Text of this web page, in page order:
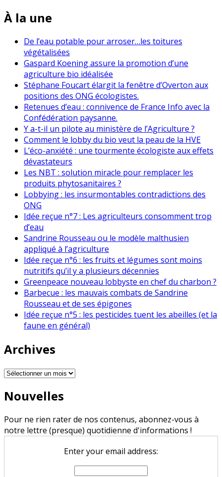
À la une
De l’eau potable pour arroser…les toitures
végétalisées
Gaspard Koening assure la promotion d’une
agriculture bio idéalisée
Stéphane Foucart élargit la fenêtre d’Overton aux
positions des ONG écologistes.
Retenues d’eau : connivence de France Info avec la
Confédération paysanne.
Y a-t-il un pilote au ministère de l’Agriculture ?
Comment le lobby du bio veut la peau de la HVE
L’éco-anxiété : une tourmente écologiste aux effets
dévastateurs
Les NBT : solution miracle pour remplacer les
produits phytosanitaires ?
Lobbying : les insurmontables contradictions des
ONG
Idée reçue n°7 : Les agriculteurs consomment trop
d’eau
Sandrine Rousseau ou le modèle malthusien
appliqué à l’agriculture
Idée reçue n°6 : les fruits et légumes sont moins
nutritifs qu’il y a plusieurs décennies
Greenpeace nouveau lobbyste en chef du charbon ?
Barbecue : les mauvais combats de Sandrine
Rousseau et de ses épigones
Idée reçue n°5 : les pesticides tuent les abeilles (et la
faune en général)
Archives
Archives
Nouvelles
Pour ne rien rater de nos contenus, abonnez-vous à
notre lettre (presque) quotidienne d'informations !
Enter your email address: